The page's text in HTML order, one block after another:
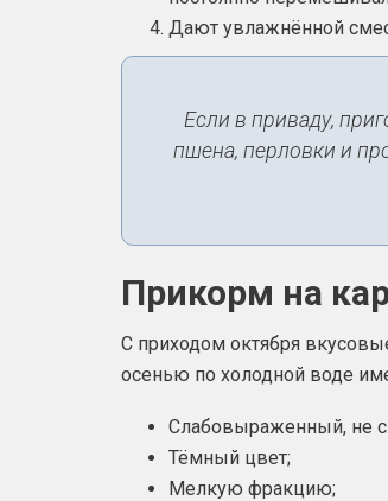
Дают увлажнённой
Если в приваду,
пшена, перловки и
Прикорм на
С приходом октября
осенью по холодной воде
Слабовыраженный, не
Тёмный цвет;
Мелкую фракцию;